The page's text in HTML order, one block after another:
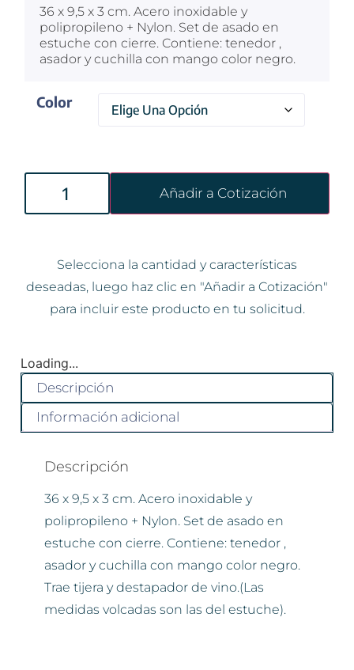
36 x 9,5 x 3 cm. Acero inoxidable y
polipropileno + Nylon. Set de asado en
estuche con cierre. Contiene: tenedor ,
asador y cuchilla con mango color negro.
Color
Añadir a Cotización
Selecciona la cantidad y características
deseadas, luego haz clic en "Añadir a Cotización"
para incluir este producto en tu solicitud.
Loading...
Descripción
Información adicional
Descripción
36 x 9,5 x 3 cm. Acero inoxidable y
polipropileno + Nylon. Set de asado en
estuche con cierre. Contiene: tenedor ,
asador y cuchilla con mango color negro.
Trae tijera y destapador de vino.(Las
medidas volcadas son las del estuche).